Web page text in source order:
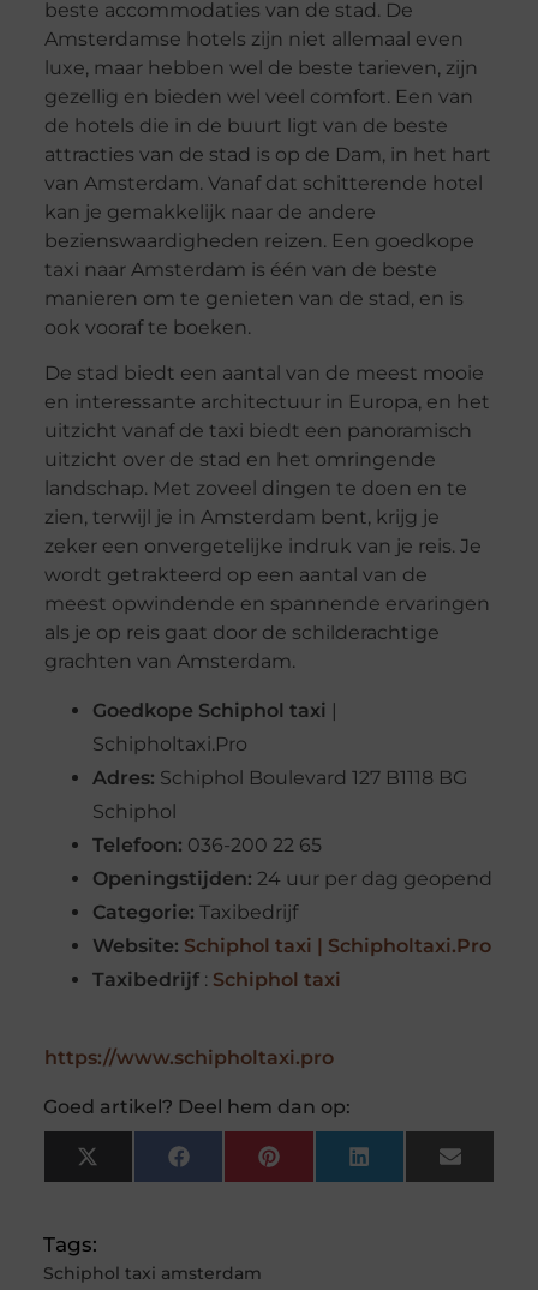
beste accommodaties van de stad. De
Amsterdamse hotels zijn niet allemaal even
luxe, maar hebben wel de beste tarieven, zijn
gezellig en bieden wel veel comfort. Een van
de hotels die in de buurt ligt van de beste
attracties van de stad is op de Dam, in het hart
van Amsterdam. Vanaf dat schitterende hotel
kan je gemakkelijk naar de andere
bezienswaardigheden reizen. Een goedkope
taxi naar Amsterdam is één van de beste
manieren om te genieten van de stad, en is
ook vooraf te boeken.
De stad biedt een aantal van de meest mooie
en interessante architectuur in Europa, en het
uitzicht vanaf de taxi biedt een panoramisch
uitzicht over de stad en het omringende
landschap. Met zoveel dingen te doen en te
zien, terwijl je in Amsterdam bent, krijg je
zeker een onvergetelijke indruk van je reis. Je
wordt getrakteerd op een aantal van de
meest opwindende en spannende ervaringen
als je op reis gaat door de schilderachtige
grachten van Amsterdam.
Goedkope Schiphol taxi |
Schipholtaxi.Pro
Adres: Schiphol Boulevard 127 B1118 BG
Schiphol
Telefoon: 036-200 22 65
Openingstijden: 24 uur per dag geopend
Categorie: Taxibedrijf
Website: Schiphol taxi | Schipholtaxi.Pro
Taxibedrijf: Schiphol taxi
https://www.schipholtaxi.pro
Goed artikel? Deel hem dan op:
X
(Twitter)
FacebookPinterestLinkedInEmail
Tags:
Schiphol taxi amsterdam